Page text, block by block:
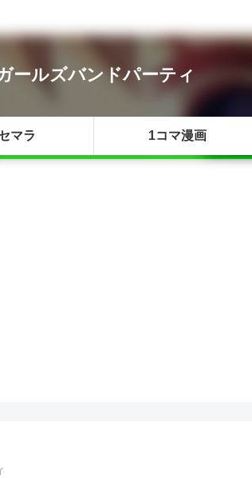
ールズバンドパーティ
マラ 1コマ漫画